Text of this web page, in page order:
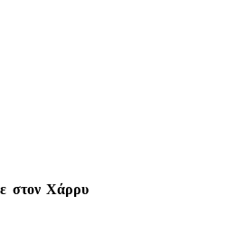
στον Χάρρυ